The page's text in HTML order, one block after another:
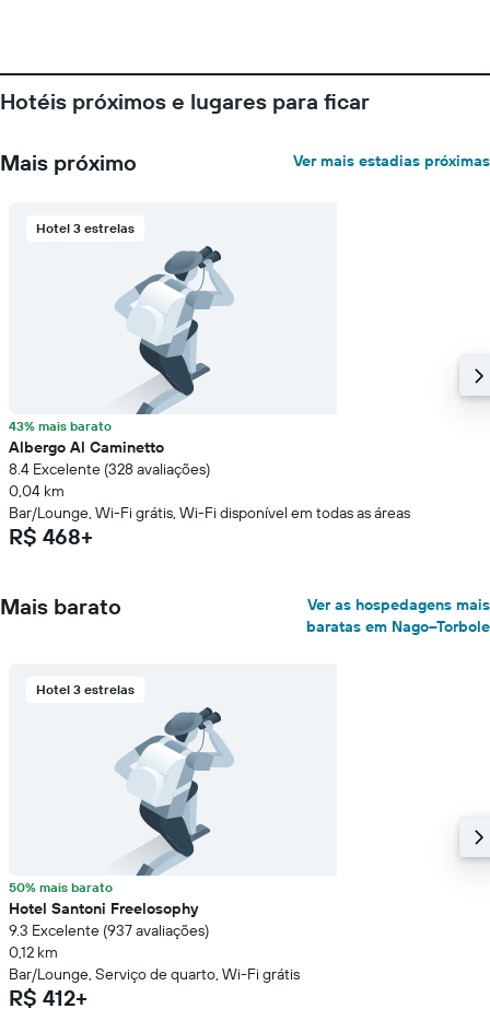
Hotéis próximos e lugares para ficar
Mais próximo Ver mais estadias próximas
Hotel 3 estrelas
43% mais barato
Albergo Al Caminetto
8.4 Excelente (328 avaliações)
0,04 km
Bar/Lounge, Wi-Fi grátis, Wi-Fi disponível em todas as áreas
R$ 468+
Mais barato
Ver as hospedagens mais
baratas em Nago–Torbole
Hotel 3 estrelas
50% mais barato
Hotel Santoni Freelosophy
9.3 Excelente (937 avaliações)
0,12 km
Bar/Lounge, Serviço de quarto, Wi-Fi grátis
R$ 412+